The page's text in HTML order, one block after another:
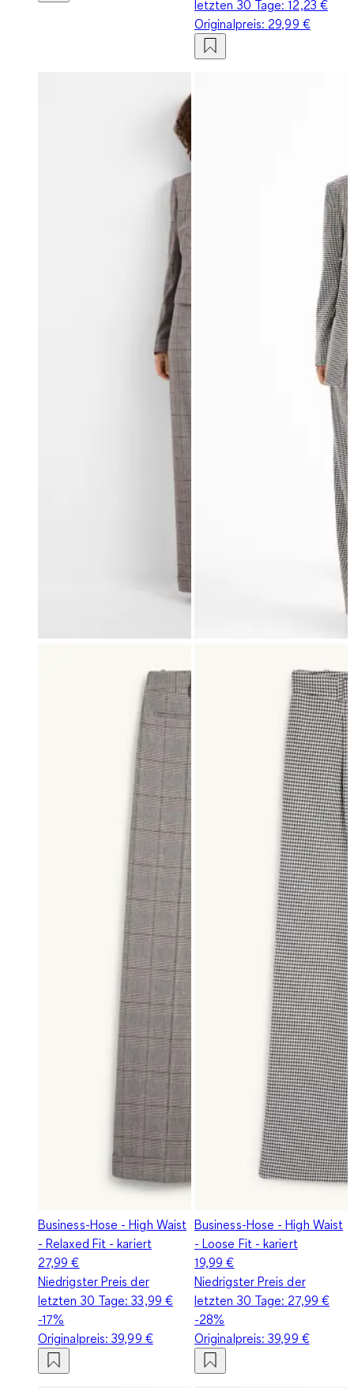
letzten 30 Tage:12,23 €
Originalpreis: 29,99 €
Business-Hose - High Waist
- Relaxed Fit - kariert
27,99 €
Niedrigster Preis der
letzten 30 Tage:33,99 €
-17%
Originalpreis:39,99 €
Business-Hose - High Waist
- Loose Fit - kariert
19,99 €
Niedrigster Preis der
letzten 30 Tage: 27,99 €
-28%
Originalpreis:39,99 €